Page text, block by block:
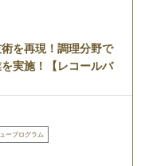
を再現！調理分野で
実施！【レコールバ
ープログラム